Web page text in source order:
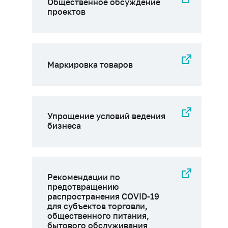
Общественное обсуждение
проектов
Маркировка товаров
Упрощение условий ведения
бизнеса
Рекомендации по
предотвращению
распространения COVID-19
для субъектов торговли,
общественного питания,
бытового обслуживания